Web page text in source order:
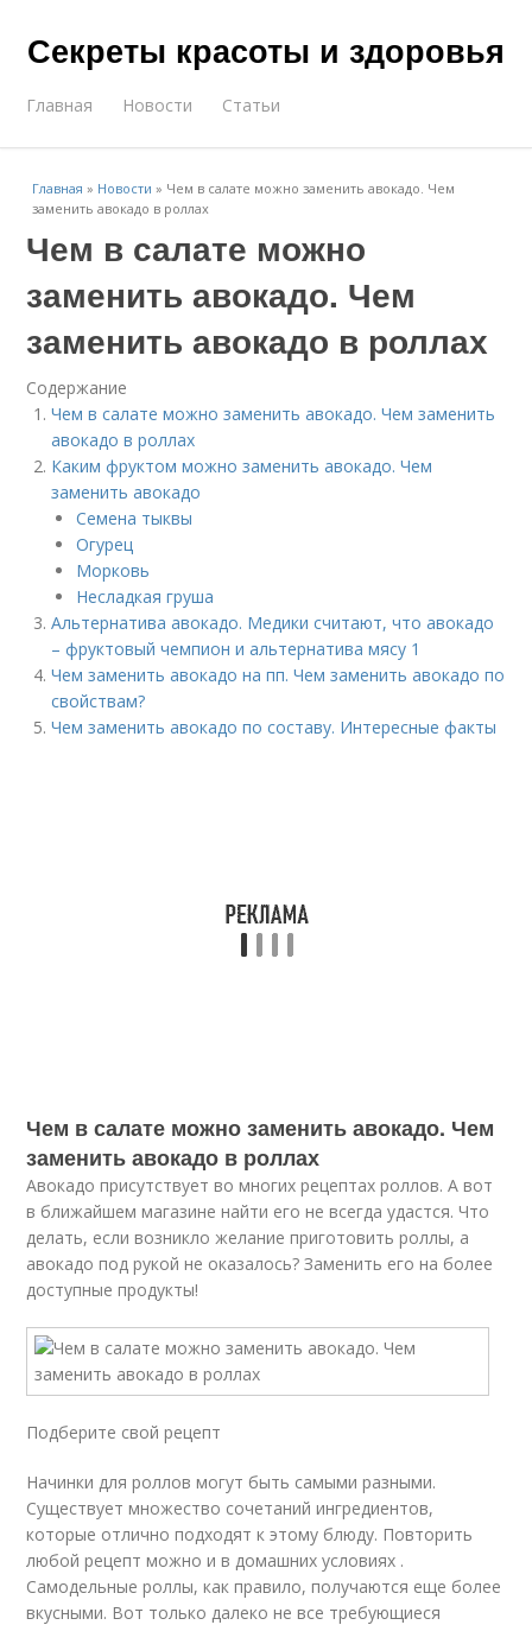
Секреты красоты и здоровья
Главная Новости Статьи
Главная » Новости » Чем в салате можно заменить авокадо. Чем
заменить авокадо в роллах
Чем в салате можно
заменить авокадо. Чем
заменить авокадо в роллах
Содержание
Чем в салате можно заменить авокадо. Чем заменить
авокадо в роллах
Каким фруктом можно заменить авокадо. Чем
заменить авокадо
Семена тыквы
Огурец
Морковь
Несладкая груша
Альтернатива авокадо. Медики считают, что авокадо
– фруктовый чемпион и альтернатива мясу 1
Чем заменить авокадо на пп. Чем заменить авокадо по
свойствам?
Чем заменить авокадо по составу. Интересные факты
Чем в салате можно заменить авокадо. Чем
заменить авокадо в роллах
Авокадо присутствует во многих рецептах роллов. А вот
в ближайшем магазине найти его не всегда удастся. Что
делать, если возникло желание приготовить роллы, а
авокадо под рукой не оказалось? Заменить его на более
доступные продукты!
Подберите свой рецепт
Начинки для роллов могут быть самыми разными.
Существует множество сочетаний ингредиентов,
которые отлично подходят к этому блюду. Повторить
любой рецепт можно и в домашних условиях .
Самодельные роллы, как правило, получаются еще более
вкусными. Вот только далеко не все требующиеся